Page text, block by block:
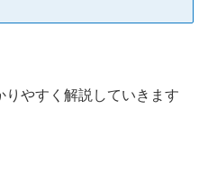
やすく解説していきます